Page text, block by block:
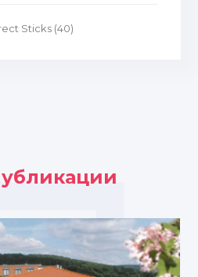
Sticks (40)